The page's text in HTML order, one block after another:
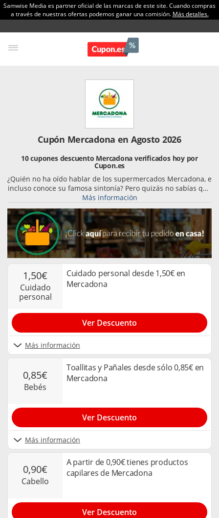
Samwise Media es partner oficial de las marcas de este site. Cuando compras
a través de nuestras ofertas podemos ganar una comisión. Más detalles.
Cupón Mercadona en Agosto 2026
10 cupones descuento Mercadona verificados hoy por
Cupon.es
¿Quién no ha oído hablar de los supermercados Mercadona, e
incluso conoce su famosa sintonía? Pero quizás no sabías que
también están presentes en internet, donde encontrarás sus
mejores ofertas sin moverte de casa!
Más información
1,50€
cuidado
personal
Cuidado personal desde 1,50€ en
Mercadona
Más información
Ver Descuento
0,85€
bebés
Toallitas y Pañales desde sólo 0,85€ en
Mercadona
Más información
Ver Descuento
0,90€
cabello
A partir de 0,90€ tienes productos
capilares de Mercadona
Ver Descuento